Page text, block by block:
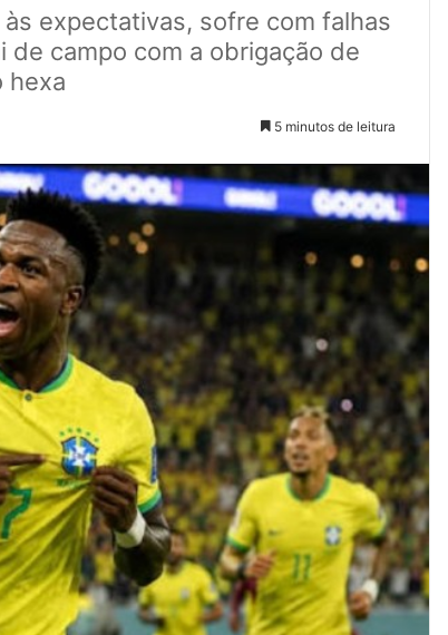
expectativas, sofre com falhas
de campo com a obrigação de
hexa
5 minutos de leitura